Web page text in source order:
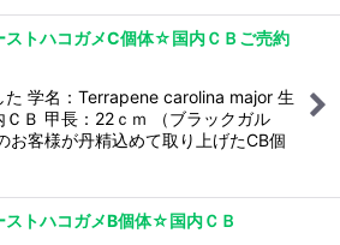
ストハコガメC個体☆国内ＣＢご売約
た 学名：Terrapene carolina major 生
ＣＢ 甲長：22ｃｍ （ブラックガル
お客様が丹精込めて取り上げたCB個
ストハコガメB個体☆国内ＣＢ